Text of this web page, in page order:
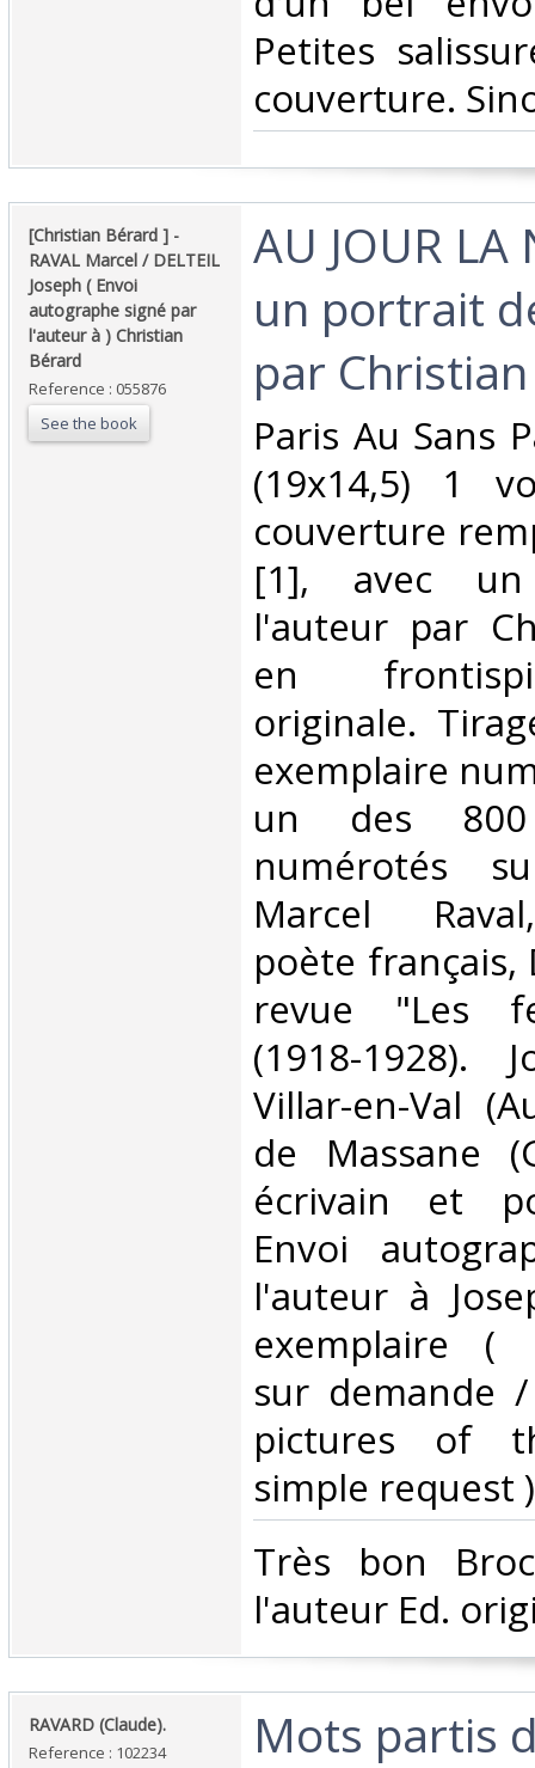
Petites
couverture.
‎[Christian Bérard ] - ‎
‎RAVAL Marcel / DELTEIL
Joseph ( Envoi
autographe signé par
l'auteur à ) Christian
Bérard ‎
Reference : 055876
See the book
‎AU JOUR
un portrait
par
‎Paris Au Sans
(19x14,5) 1
couverture
[1], avec
l'auteur par
en
originale.
exemplaire
un des 800
numérotés
Marcel
poète français,
revue "Les
(1918-1928).
Villar-en-Val
de Massane
écrivain et
Envoi
l'auteur à
exemplaire (
sur demande
pictures of
simple request
‎Très bon
l'auteur Ed.
‎RAVARD (Claude).‎
Reference : 102234
‎Mots partis